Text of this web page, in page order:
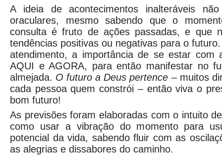
A ideia de acontecimentos inalteráveis
oraculares, mesmo sabendo que o
consulta é fruto de ações passadas, e que
tendências positivas ou negativas para o
atendimento, a importância de se estar com
AQUI e AGORA, para então manifestar no
almejada. O futuro a Deus pertence – muitos
cada pessoa quem constrói – então viva o
bom futuro!
As previsões foram elaboradas com o intuito
como usar a vibração do momento para
potencial da vida, sabendo fluir com as
as alegrias e dissabores do caminho.